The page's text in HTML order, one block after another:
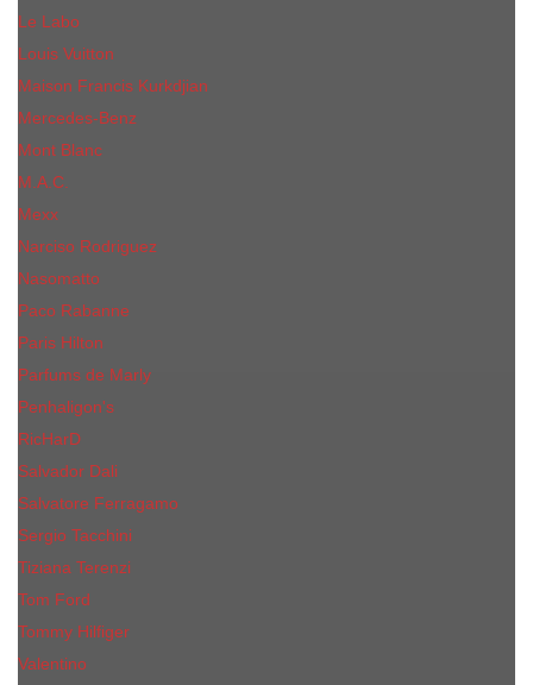
Le Labo
Louis Vuitton
Maison Francis Kurkdjian
Mercedes-Benz
Mont Blanc
M.А.C.
Mexx
Narciso Rodriguez
Nasomatto
Paco Rabanne
Paris Hilton
Parfums de Marly
Penhaligon​'s
RicHarD
Salvador Dali
Salvatore Ferragamo
Sergio Tacchini
Tiziana Terenzi
Tom Ford
Tommy Hilfiger
Valentino